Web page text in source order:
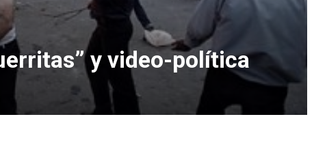
y video-política